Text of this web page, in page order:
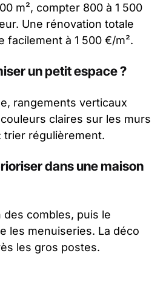
m², compter 800 à 1 500
Une rénovation totale
facilement à 1 500 €/m².
un petit espace ?
rangements verticaux
claires sur les murs
trier régulièrement.
dans une maison
des combles, puis le
les menuiseries. La déco
les gros postes.